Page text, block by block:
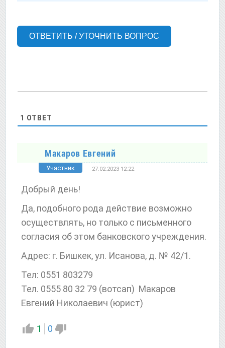
ОТВЕТИТЬ / УТОЧНИТЬ ВОПРОС
1 ОТВЕТ
Макаров Евгений
Участник 27.02.2023 12:22
Добрый день!
Да, подобного рода действие возможно
осуществлять, но только с письменного
согласия об этом банковского учреждения.
Адрес: г. Бишкек, ул. Исанова, д. № 42/1.
Тел: 0551 803279
Тел. 0555 80 32 79 (вотсап) Макаров
Евгений Николаевич (юрист)
1 0